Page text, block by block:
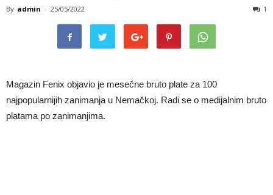
By admin - 25/05/2022 1
Magazin Fenix objavio je mesečne bruto plate za 100
najpopularnijih zanimanja u Nemačkoj. Radi se o medijalnim bruto
platama po zanimanjima.